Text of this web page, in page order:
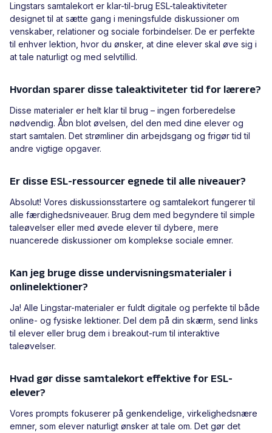
Lingstars samtalekort er klar-til-brug ESL-taleaktiviteter
designet til at sætte gang i meningsfulde diskussioner om
venskaber, relationer og sociale forbindelser. De er perfekte
til enhver lektion, hvor du ønsker, at dine elever skal øve sig i
at tale naturligt og med selvtillid.
Hvordan sparer disse taleaktiviteter tid for lærere?
Disse materialer er helt klar til brug – ingen forberedelse
nødvendig. Åbn blot øvelsen, del den med dine elever og
start samtalen. Det strømliner din arbejdsgang og frigør tid til
andre vigtige opgaver.
Er disse ESL-ressourcer egnede til alle niveauer?
Absolut! Vores diskussionsstartere og samtalekort fungerer til
alle færdighedsniveauer. Brug dem med begyndere til simple
taleøvelser eller med øvede elever til dybere, mere
nuancerede diskussioner om komplekse sociale emner.
Kan jeg bruge disse undervisningsmaterialer i
onlinelektioner?
Ja! Alle Lingstar-materialer er fuldt digitale og perfekte til både
online- og fysiske lektioner. Del dem på din skærm, send links
til elever eller brug dem i breakout-rum til interaktive
taleøvelser.
Hvad gør disse samtalekort effektive for ESL-
elever?
Vores prompts fokuserer på genkendelige, virkelighedsnære
emner, som elever naturligt ønsker at tale om. Det gør det